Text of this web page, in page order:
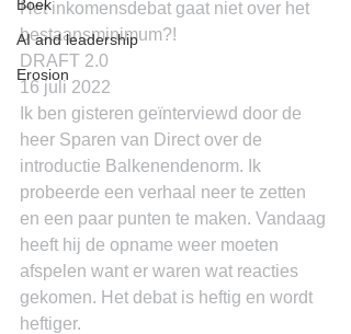
Boek
AI and leadership
Erosion
Het inkomensdebat gaat niet over het
bestaansminimum?!
DRAFT 2.0
16 juli 2022
Ik ben gisteren geïnterviewd door de
heer Sparen van Direct over de
introductie Balkenendenorm. Ik
probeerde een verhaal neer te zetten
en een paar punten te maken. Vandaag
heeft hij de opname weer moeten
afspelen want er waren wat reacties
gekomen. Het debat is heftig en wordt
heftiger.